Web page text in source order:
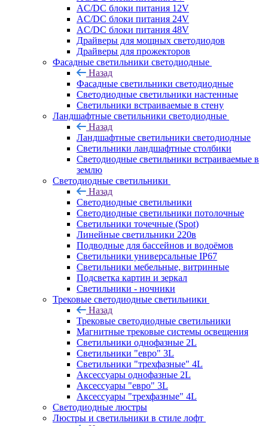
AC/DC блоки питания 12V
AC/DC блоки питания 24V
AC/DC блоки питания 48V
Драйверы для мощных светодиодов
Драйверы для прожекторов
Фасадные светильники светодиодные
Назад
Фасадные светильники светодиодные
Светодиодные светильники настенные
Светильники встраиваемые в стену
Ландшафтные светильники светодиодные
Назад
Ландшафтные светильники светодиодные
Светильники ландшафтные столбики
Светодиодные светильники встраиваемые в
землю
Светодиодные светильники
Назад
Светодиодные светильники
Светодиодные светильники потолочные
Светильники точечные (Spot)
Линейные светильники 220в
Подводные для бассейнов и водоёмов
Светильники универсальные IP67
Светильники мебельные, витринные
Подсветка картин и зеркал
Светильники - ночники
Трековые светодиодные светильники
Назад
Трековые светодиодные светильники
Магнитные трековые системы освещения
Светильники однофазные 2L
Светильники "евро" 3L
Светильники "трехфазные" 4L
Аксессуары однофазные 2L
Аксессуары "евро" 3L
Аксессуары "трехфазные" 4L
Светодиодные люстры
Люстры и светильники в стиле лофт